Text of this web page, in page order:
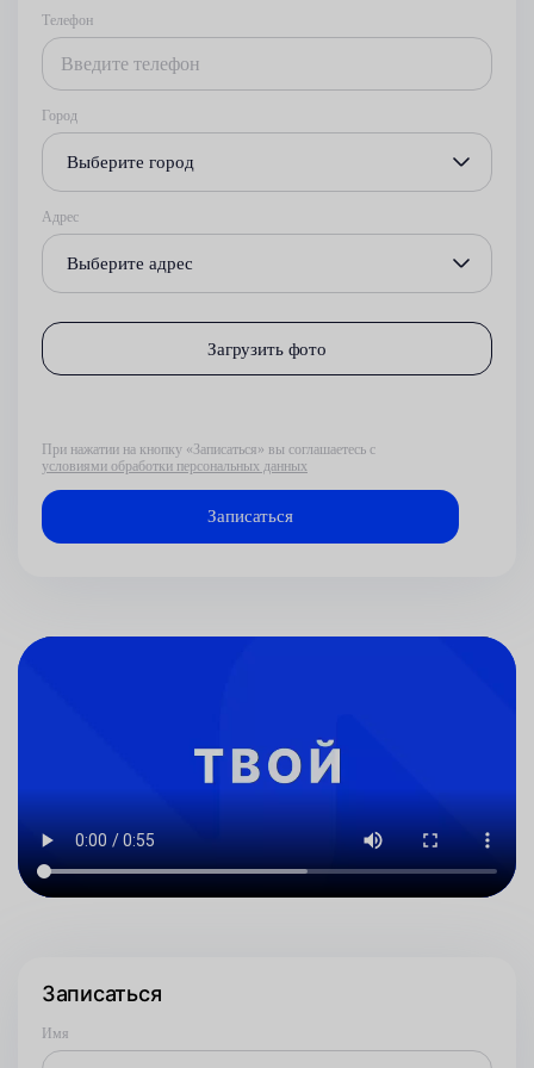
Телефон
Город
Выберите город
Адрес
Выберите адрес
Загрузить фото
При нажатии на кнопку «Записаться» вы соглашаетесь с
условиями обработки персональных данных
Записаться
Имя